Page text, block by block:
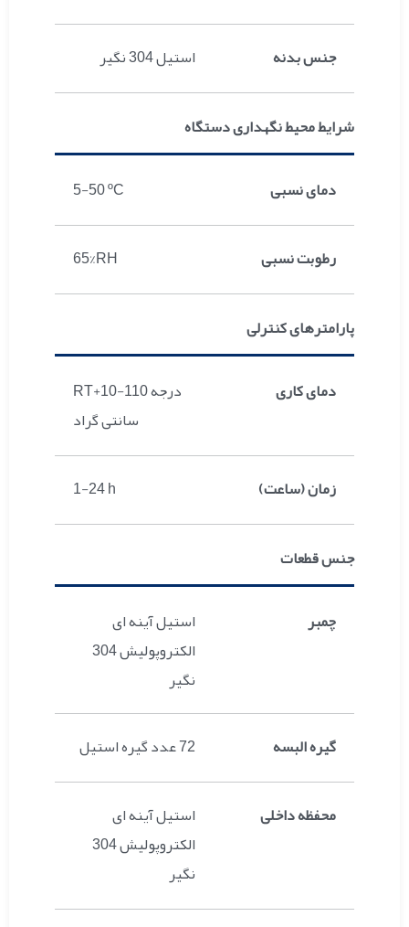
جنس بدنه استیل 304 نگیر
شرایط محیط نگهداری دستگاه
دمای نسبی 5-50 ºC
رطوبت نسبی 65%RH
پارامترهای کنترلی
دمای کاری
RT+10-110 درجه
سانتی گراد
زمان (ساعت) 1-24 h
جنس قطعات
چمبر
استیل آینه ای
الکتروپولیش 304
نگیر
گیره البسه 72 عدد گیره استیل
محفظه داخلی
استیل آینه ای
الکتروپولیش 304
نگیر